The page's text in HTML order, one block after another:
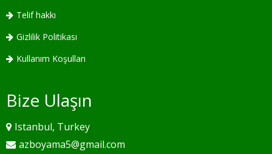
Telif hakkı
Gizlilik Politikası
Kullanım Koşulları
Bize Ulaşın
Istanbul, Turkey
azboyama5@gmail.com